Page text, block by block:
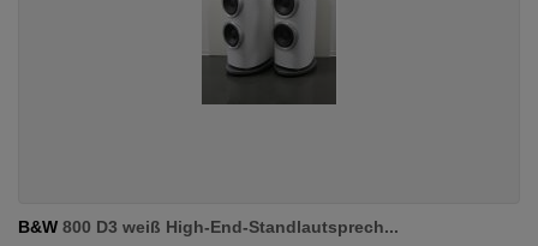
B&W 800 D3 weiß High-End-Standlautsprech...